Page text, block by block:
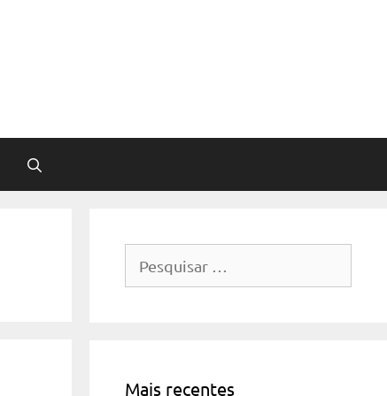
por:
Mais recentes